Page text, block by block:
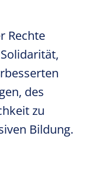
Rechte
des
zu
Bildung.